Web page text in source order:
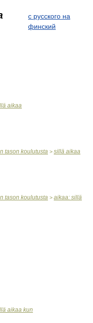
с русского на
финский
aikaa
tason koulutusta > sillä aikaa
tason koulutusta > aikaa: sillä
aikaa kun